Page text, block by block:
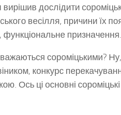
дослідити
весілля, причини їх
функціональне призначення.
сороміцькими?
конкурс
Ось ці основні сороміцькі